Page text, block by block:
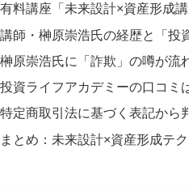
有料講座「未来設計×資産形成
講師・榊原崇浩氏の経歴と「投
榊原崇浩氏に「詐欺」の噂が流
投資ライフアカデミーの口コミ
特定商取引法に基づく表記から
まとめ：未来設計×資産形成テ